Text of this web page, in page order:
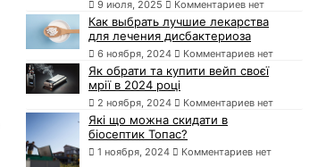
9 июля, 2025 Комментариев нет
Как выбрать лучшие лекарства
для лечения дисбактериоза
6 ноября, 2024 Комментариев нет
Як обрати та купити вейп своєї
мрії в 2024 році
2 ноября, 2024 Комментариев нет
Які що можна скидати в
біосептик Топас?
1 ноября, 2024 Комментариев нет